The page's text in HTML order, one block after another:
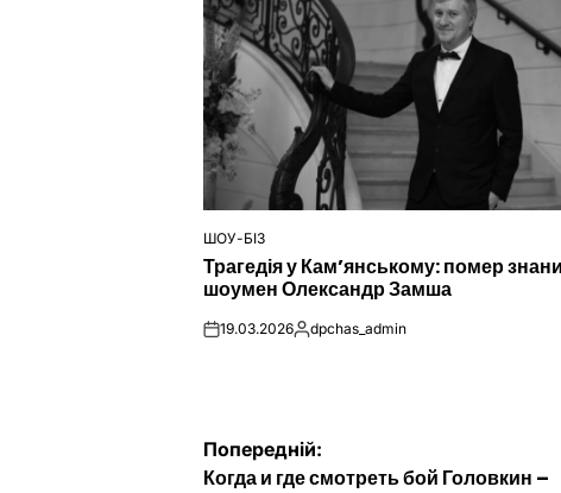
ОПУБЛІКУВАТИ
ШОУ-БІЗ
Трагедія у Кам’янському: помер
шоумен Олександр Замша
on19.03.2026Опубліковано
dpchas_admin
Навігація
Попередній:
Когда и где смотреть бой Головкин –